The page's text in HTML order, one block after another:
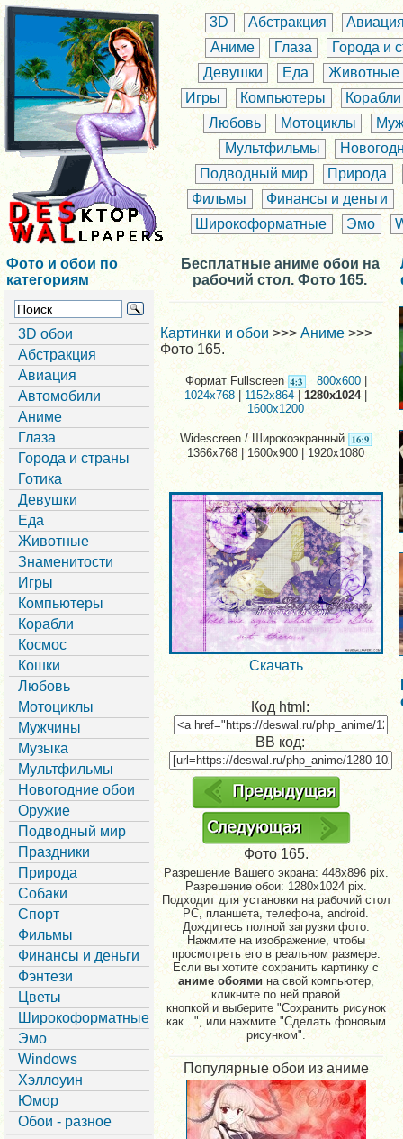
3D Абстракция
Аниме
Глаза
Города и
Девушки
Еда
Животные
Игры
Компьютеры
Корабли
Любовь
Мотоциклы
Мультфильмы
Подводный мир
Природа
Фильмы
Финансы и деньги
Широкоформатные
Эмо
Фото и обои по
категориям
3D обои
Абстракция
Авиация
Автомобили
Аниме
Глаза
Города и страны
Готика
Девушки
Еда
Животные
Знаменитости
Игры
Компьютеры
Корабли
Космос
Кошки
Любовь
Мотоциклы
Мужчины
Музыка
Мультфильмы
Новогодние обои
Оружие
Подводный мир
Праздники
Природа
Собаки
Спорт
Фильмы
Финансы и деньги
Фэнтези
Цветы
Широкоформатные
Эмо
Windows
Хэллоуин
Юмор
Обои - разное
Бесплатные аниме обои на
рабочий стол. Фото 165.
Картинки и обои >>> Аниме >>>
Фото 165.
Формат Fullscreen 800x600
1024x768
1152x864|1280x1024|
1600x1200
Widescreen / Широкоэкранный
1366x768 | 1600x900 | 1920x1080
Скачать
Код html:
BB код:
Фото 165.
Разрешение Вашего экрана: 448x896 pix.
Разрешение обои: 1280x1024 pix.
Подходит для установки на рабочий стол
PC, планшета, телефона, android.
Дождитесь полной загрузки фото.
Нажмите на изображение, чтобы
просмотреть его в реальном размере.
Если вы хотите сохранить картинку с
аниме обоямина свой компьютер,
кликните по ней правой
кнопкой и выберите "Сохранить рисунок
как...", или нажмите "Сделать фоновым
рисунком".
Популярные обои из аниме